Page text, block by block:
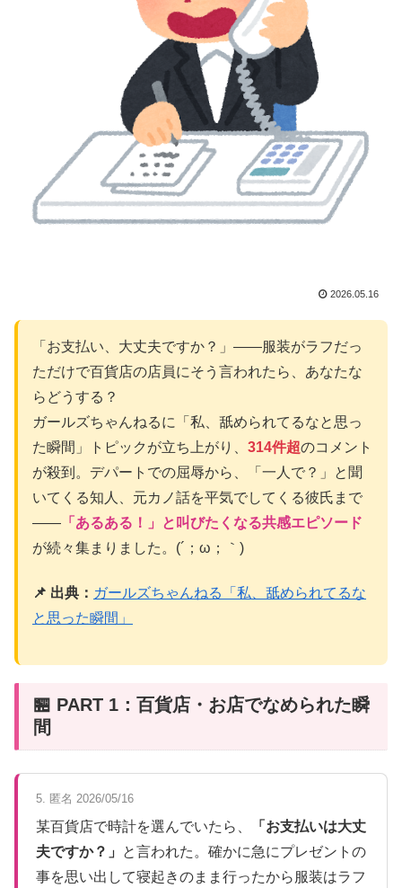
2026.05.16
「お支払い、大丈夫ですか？」——服装がラフだっ
ただけで百貨店の店員にそう言われたら、あなたな
らどうする？
ガールズちゃんねるに「私、舐められてるなと思っ
た瞬間」トピックが立ち上がり、 314件超のコメント
が殺到。デパートでの屈辱から、「一人で？」と聞
いてくる知人、元カノ話を平気でしてくる彼氏まで
—— 「あるある！」と叫びたくなる共感エピソード
が続々集まりました。(´；ω；｀)
📌 出典： ガールズちゃんねる「私、舐められてるな
と思った瞬間」
🏪 PART 1：百貨店・お店でなめられた瞬
間
5. 匿名 2026/05/16
某百貨店で時計を選んでいたら、
「お支払いは大丈
夫ですか？」
と言われた。確かに急にプレゼントの
事を思い出して寝起きのまま行ったから服装はラフ